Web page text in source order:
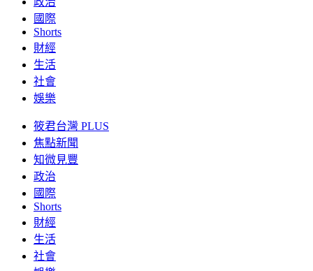
國際
Shorts
財經
生活
社會
娛樂
筱君台灣 PLUS
焦點新聞
知微見豐
政治
國際
Shorts
財經
生活
社會